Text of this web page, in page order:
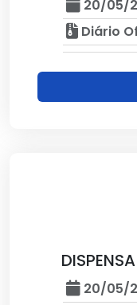
20/05/
Diário
20/05/